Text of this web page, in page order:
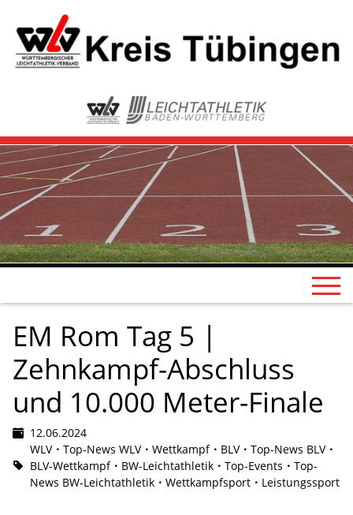
EM Rom Tag 5 |
Zehnkampf-Abschluss
und 10.000 Meter-Finale
12.06.2024
WLV
Top-News WLV Wettkampf BLV
Top-News BLV
BLV-Wettkampf
BW-Leichtathletik Top-Events
Top-
News BW-Leichtathletik
Wettkampfsport Leistungssport